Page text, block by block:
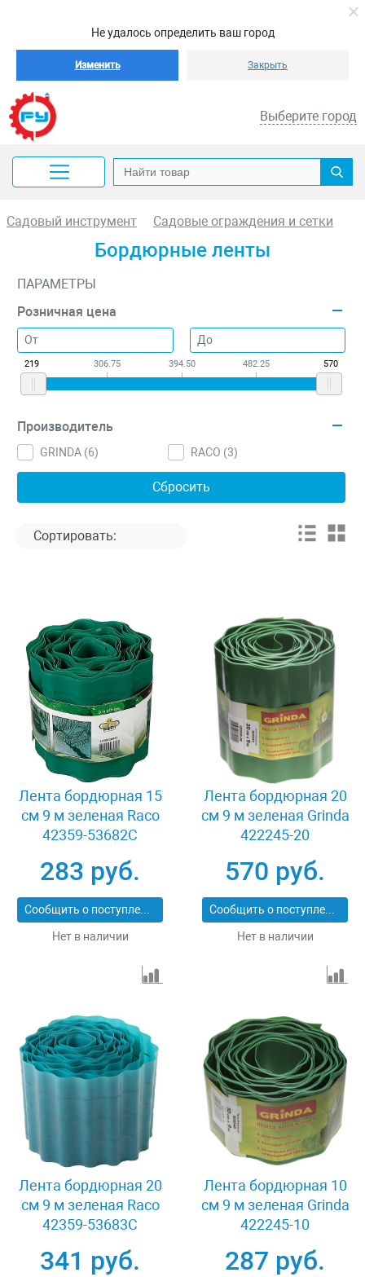
Не удалось определить ваш город
Изменить Закрыть
Выберите город
Садовый инструмент Садовые ограждения и сетки
Бордюрные ленты
ПАРАМЕТРЫ
Розничная цена
219 306.75 394.50 482.25 570
Производитель
GRINDA (6) RACO (3)
Лента бордюрная 15
см 9 м зеленая Raco
42359-53682C
283 руб.
Сообщить о поступлении
Нет в наличии
Лента бордюрная 20
см 9 м зеленая Grinda
422245-20
570 руб.
Сообщить о поступлении
Нет в наличии
Лента бордюрная 20
см 9 м зеленая Raco
42359-53683C
341 руб.
Лента бордюрная 10
см 9 м зеленая Grinda
422245-10
287 руб.